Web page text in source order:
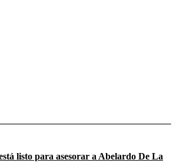
listo para asesorar a Abelardo De La